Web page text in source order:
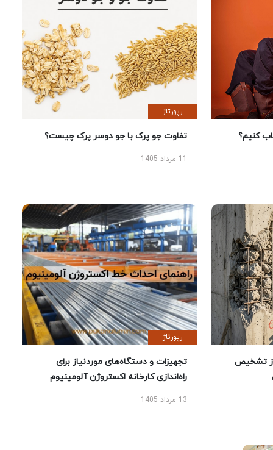
کنیم؟
رپورتاژ
تفاوت جو پرک با جو دوسر پرک چیست؟
تشخیص
رپورتاژ
تجهیزات و دستگاه‌های موردنیاز برای
راه‌اندازی کارخانه اکستروژن آلومینیوم
13 مرداد 1405